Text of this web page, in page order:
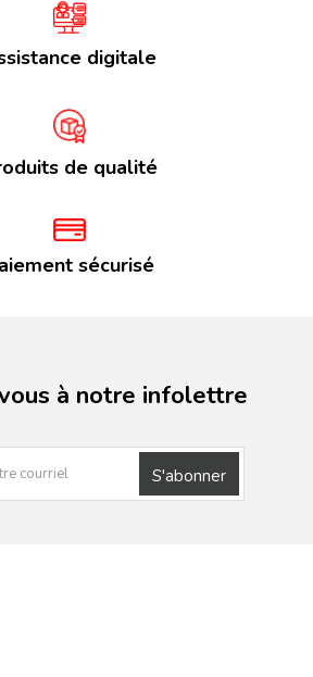
digitale
de qualité
sécurisé
à notre infolettre
S'abonner